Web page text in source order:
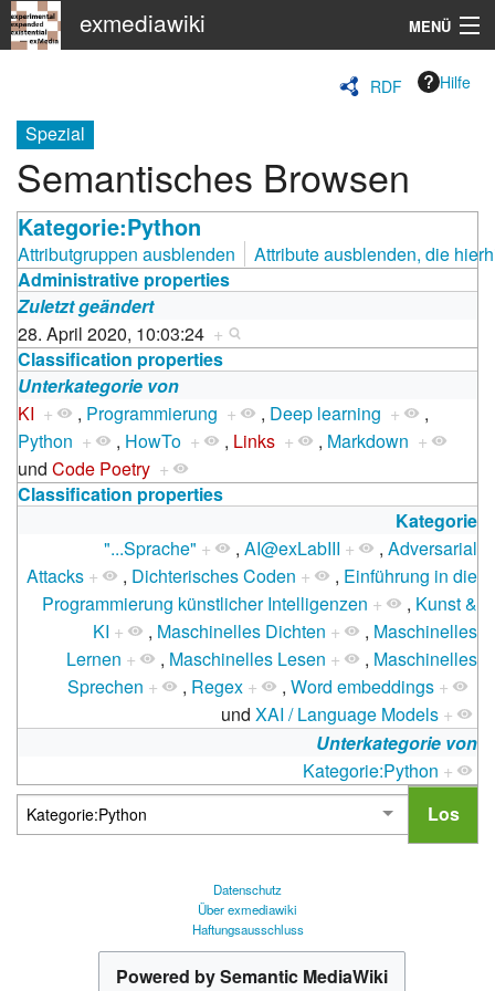
exmediawiki MENÜ
KHM
Suche
RDF Hilfe
Spezial
Semantisches Browsen
Kategorie:Python
Attributgruppen ausblenden
Attribute ausblenden, die
Administrative properties
Zuletzt geändert
28. April 2020, 10:03:24 +
Classification properties
Unterkategorie von
KI + , Programmierung + , Deep learning +
,
Python + , HowTo + , Links + , Markdown +
und Code Poetry +
Classification properties
Kategorie
"...Sprache" + , AI@exLabIII + , Adversarial
Attacks + , Dichterisches Coden + , Einführung in die
Programmierung künstlicher Intelligenzen + , Kunst &
KI + , Maschinelles Dichten + , Maschinelles
Lernen + , Maschinelles Lesen + , Maschinelles
Sprechen + , Regex + , Word embeddings +
und XAI / Language Models +
Unterkategorie von
Kategorie:Python +
Datenschutz
Über exmediawiki
Haftungsausschluss
Powered by Semantic MediaWiki